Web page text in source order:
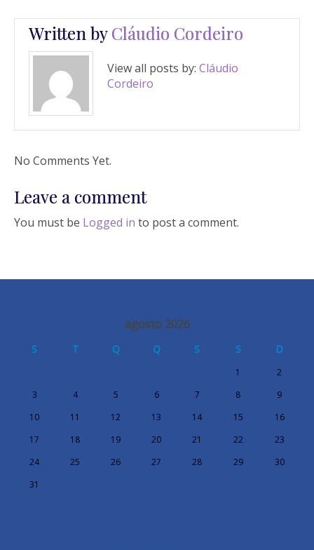
Written byCláudio Cordeiro
View all posts by: Cláudio
Cordeiro
No Comments Yet.
Leave a comment
You must be Logged in to post a comment.
agosto 2026
S T Q Q S S D
1
2
3
4 5 6 7 8
9
10
11 12 13 14 15
16
17
18 19 20 21 22
23
24
25 26 27 28 29
30
31